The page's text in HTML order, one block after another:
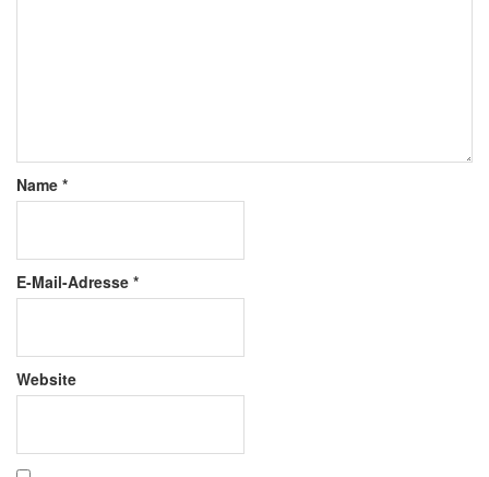
Name *
E-Mail-Adresse *
Website